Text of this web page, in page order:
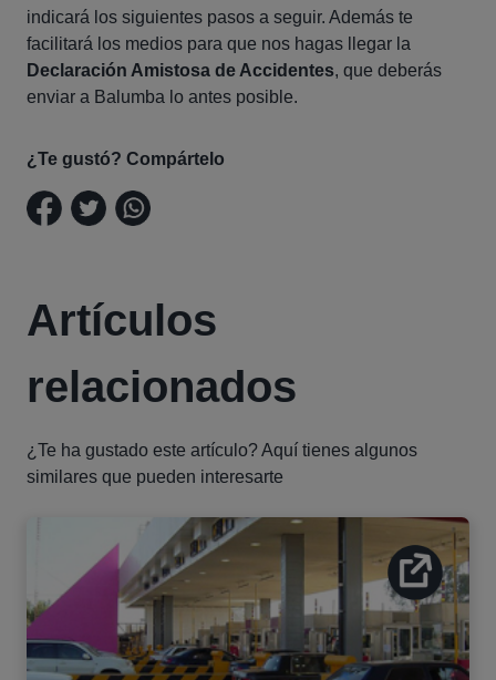
indicará los siguientes pasos a seguir. Además te
facilitará los medios para que nos hagas llegar la
Declaración Amistosa de Accidentes, que deberás
enviar a Balumba lo antes posible.
¿Te gustó? Compártelo
Artículos
relacionados
¿Te ha gustado este artículo? Aquí tienes algunos
similares que pueden interesarte